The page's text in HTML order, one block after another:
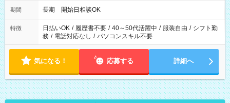
期間 長期 開始日相談OK
特徴 日払いOK / 履歴書不要 / 40～50代活躍中 / 服装自由 / シフト勤
務 / 電話対応なし / パソコンスキル不要
気になる！ 応募する 詳細へ